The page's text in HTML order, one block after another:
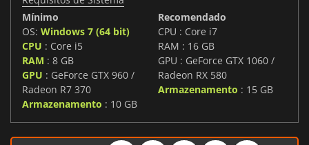
Mínimo
OS: Windows 7 (64 bit)
CPU : Core i5
RAM : 8 GB
GPU : GeForce GTX 960 /
Radeon R7 370
Armazenamento : 10 GB
Recomendado
CPU : Core i7
RAM : 16 GB
GPU : GeForce GTX 1060 /
Radeon RX 580
Armazenamento : 15 GB